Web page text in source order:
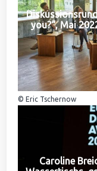
you?“, Mai
© Eric Tschernow
Caroline